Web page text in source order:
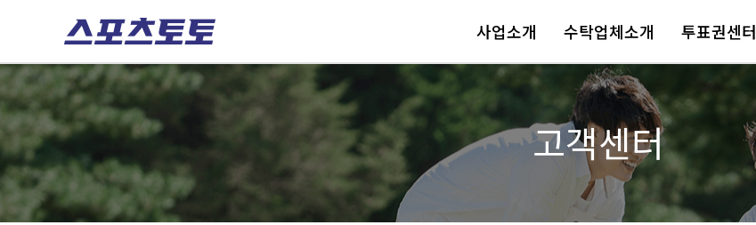
사업소개 수탁업체소개 투표권센터
고객센터